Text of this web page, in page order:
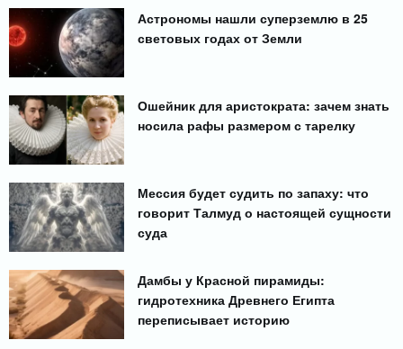
Астрономы нашли суперземлю в 25
световых годах от Земли
Ошейник для аристократа: зачем знать
носила рафы размером с тарелку
Мессия будет судить по запаху: что
говорит Талмуд о настоящей сущности
суда
Дамбы у Красной пирамиды:
гидротехника Древнего Египта
переписывает историю